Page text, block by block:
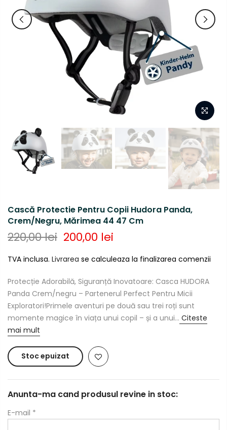
Cască Protectie Pentru Copii Hudora Panda,
Crem/Negru, Mărimea 44 47 Cm
220,00 lei 200,00 lei
TVA inclusa. Livrarea se calculeaza la finalizarea comenzii
Protecție Adorabilă, Siguranță Inovatoare: Casca HUDORA
Panda Crem/negru – Partenerul Perfect Pentru Micii
Exploratori!Primele aventuri pe două sau trei roți sunt
momente magice în viața unui copil – și a unui... Citeste
mai mult
Stoc epuizat
Anunta-ma cand produsul revine in stoc:
E-mail *